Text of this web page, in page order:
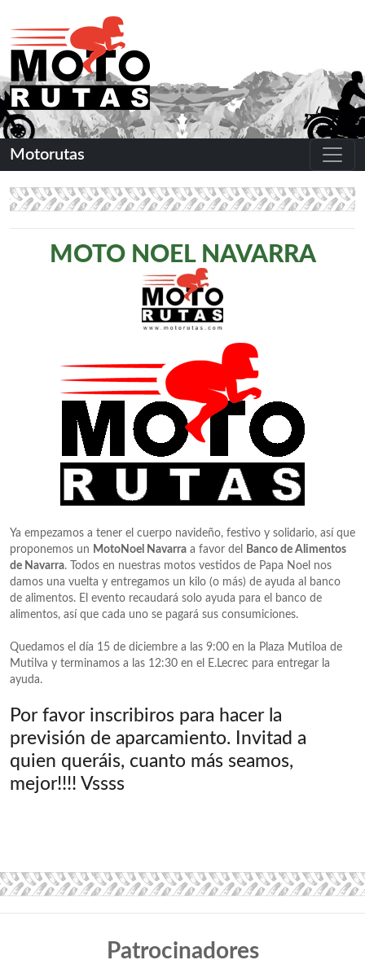
Motorutas
MOTO NOEL NAVARRA
Ya empezamos a tener el cuerpo navideño, festivo y solidario, así que
proponemos un MotoNoel Navarra a favor del
Banco de Alimentos
de Navarra. Todos en nuestras motos vestidos de Papa Noel nos
damos una vuelta y entregamos un kilo (o más) de ayuda al banco
de alimentos. El evento recaudará solo ayuda para el banco de
alimentos, así que cada uno se pagará sus consumiciones.
Quedamos el día 15 de diciembre a las 9:00 en la Plaza Mutiloa de
Mutilva y terminamos a las 12:30 en el E.Lecrec para entregar la
ayuda.
Por favor inscribiros para hacer la
previsión de aparcamiento. Invitad a
quien queráis, cuanto más seamos,
mejor!!!! Vssss
Patrocinadores